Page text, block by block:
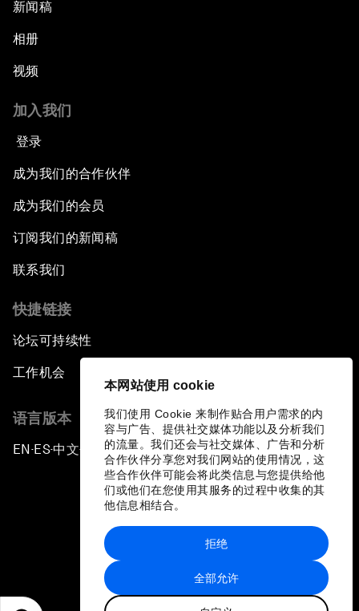
本网站使用 cookie
我们使用 Cookie 来制作贴合用户需求的内
容与广告、提供社交媒体功能以及分析我们
的流量。我们还会与社交媒体、广告和分析
合作伙伴分享您对我们网站的使用情况，这
些合作伙伴可能会将此类信息与您提供给他
们或他们在您使用其服务的过程中收集的其
他信息相结合。
全部允许
拒绝
新闻稿
相册
视频
加入我们
登录
成为我们的合作伙伴
成为我们的会员
订阅我们的新闻稿
联系我们
快捷链接
论坛可持续性
工作机会
语言版本
EN ▪ ES▪中文▪ 日本語
站点地图